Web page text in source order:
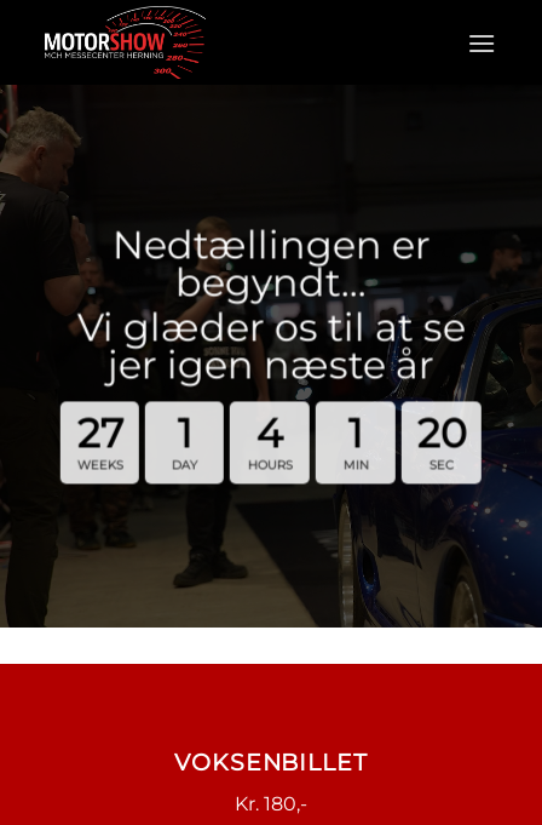
Nedtællingen er
begyndt…
Vi glæder os til at se
jer igen næste år
27
WEEKS
1
DAY
4
HOURS
1
MIN
19
SEC
VOKSENBILLET
Kr. 180,-